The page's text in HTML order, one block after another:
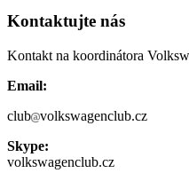
Kontaktujte nás
Kontakt na koordinátora
Email:
club volkswagenclub.cz
Skype:
volkswagenclub.cz